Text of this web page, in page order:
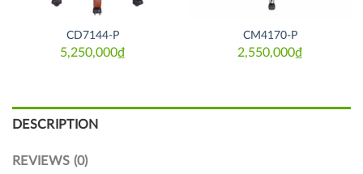
CD7144-P
5,250,000₫
CM4170-P
2,550,000₫
DESCRIPTION
REVIEWS (0)